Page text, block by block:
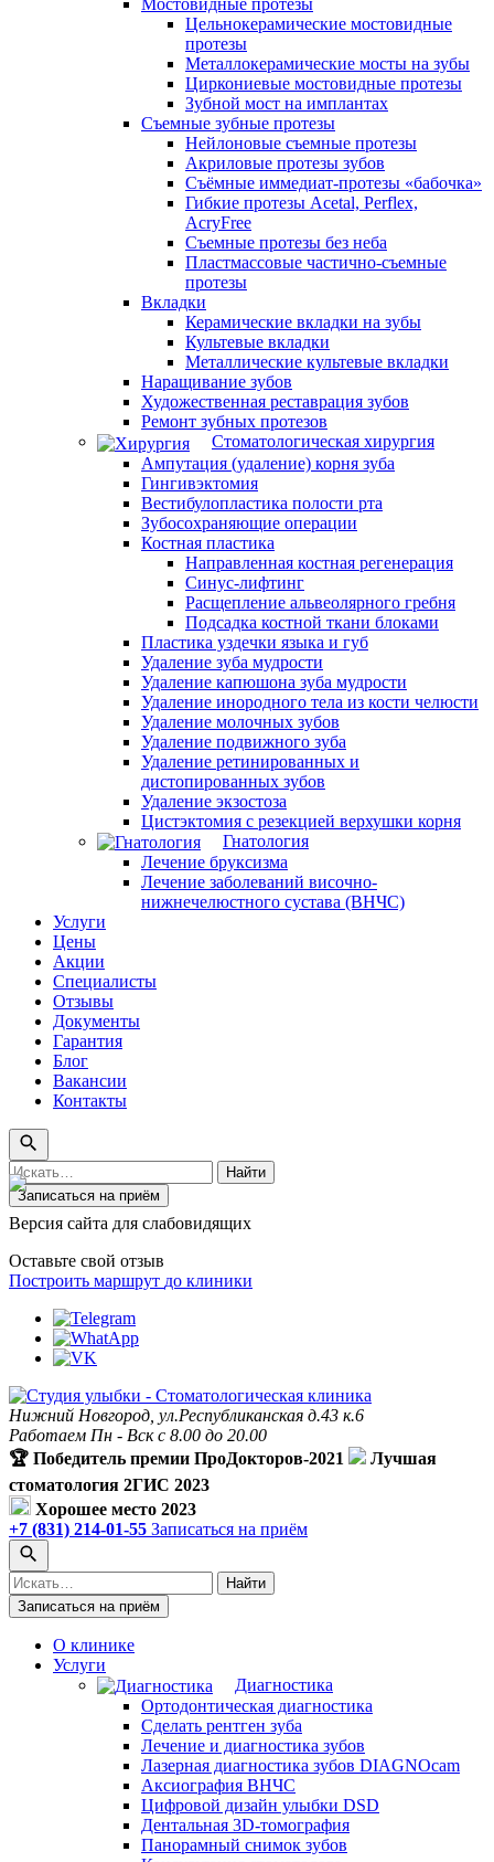
Мостовидные протезы
Цельнокерамические мостовидные
протезы
Металлокерамические мосты на зубы
Циркониевые мостовидные протезы
Зубной мост на имплантах
Съемные зубные протезы
Нейлоновые съемные протезы
Акриловые протезы зубов
Съёмные иммедиат‑протезы «бабочка»
Гибкие протезы Acetal, Perflex,
AcryFree
Съемные протезы без неба
Пластмассовые частично-съемные
протезы
Вкладки
Керамические вкладки на зубы
Культевые вкладки
Металлические культевые вкладки
Наращивание зубов
Художественная реставрация зубов
Ремонт зубных протезов
Стоматологическая хирургия
Ампутация (удаление) корня зуба
Гингивэктомия
Вестибулопластика полости рта
Зубосохраняющие операции
Костная пластика
Направленная костная регенерация
Синус-лифтинг
Расщепление альвеолярного гребня
Подсадка костной ткани блоками
Пластика уздечки языка и губ
Удаление зуба мудрости
Удаление капюшона зуба мудрости
Удаление инородного тела из кости челюсти
Удаление молочных зубов
Удаление подвижного зуба
Удаление ретинированных и
дистопированных зубов
Удаление экзостоза
Цистэктомия с резекцией верхушки корня
Гнатология
Лечение бруксизма
Лечение заболеваний височно-
нижнечелюстного сустава (ВНЧС)
Услуги
Цены
Акции
Специалисты
Отзывы
Документы
Гарантия
Блог
Вакансии
Контакты
Поиск
по
сайту
Найти
Записаться на приём
Версия сайта для слабовидящих
Оставьте свой отзыв
Построить маршрут до клиники
Нижний Новгород, ул.Республиканская д.43 к.6
Работаем Пн - Вск с 8.00 до 20.00
🏆 Победитель премии ПроДокторов-2021
Лучшая
стоматология 2ГИС 2023
Хорошее место 2023
+7 (831) 214-01-55 Записаться на приём
Поиск
по
сайту
Найти
Записаться на приём
О клинике
Услуги
Диагностика
Ортодонтическая диагностика
Сделать рентген зуба
Лечение и диагностика зубов
Лазерная диагностика зубов DIAGNOcam
Аксиография ВНЧС
Цифровой дизайн улыбки DSD
Дентальная 3D-томография
Панорамный снимок зубов